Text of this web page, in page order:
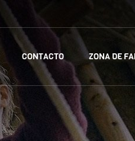
CONTACTO ZONA DE